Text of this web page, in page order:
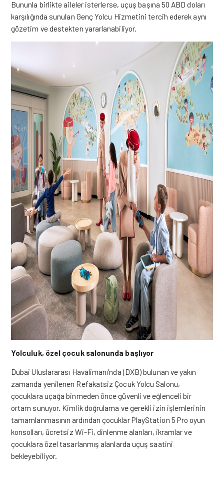
Bununla birlikte aileler isterlerse, uçuş başına 50 ABD doları
karşılığında sunulan Genç Yolcu Hizmetini tercih ederek aynı
gözetim ve destekten yararlanabiliyor.
Yolculuk, özel çocuk salonunda başlıyor
Dubai Uluslararası Havalimanı’nda (DXB) bulunan ve yakın
zamanda yenilenen Refakatsiz Çocuk Yolcu Salonu,
çocuklara uçağa binmeden önce güvenli ve eğlenceli bir
ortam sunuyor. Kimlik doğrulama ve gerekli izin işlemlerinin
tamamlanmasının ardından çocuklar PlayStation 5 Pro oyun
konsolları, ücretsiz Wi-Fi, dinlenme alanları, ikramlar ve
çocuklara özel tasarlanmış alanlarda uçuş saatini
bekleyebiliyor.